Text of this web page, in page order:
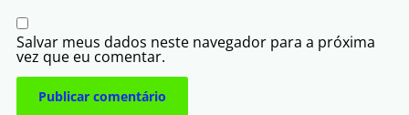
Salvar meus dados neste navegador para a próxima
vez que eu comentar.